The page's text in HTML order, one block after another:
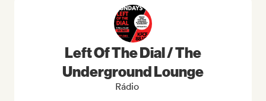
Left Of The Dial / The
Underground Lounge
Rádio